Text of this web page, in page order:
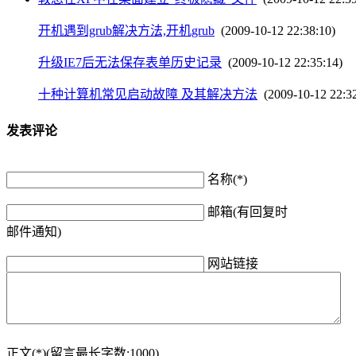
开机遇到grub解决方法,开机grub (2009-10-12 22:38:10)
升级IE7后无法保存表单历史记录 (2009-10-12 22:35:14)
十种计算机常见启动故障 及其解决方法 (2009-10-12
发表评论
名称(*)
邮箱(有回复时
邮件通知)
网站链接